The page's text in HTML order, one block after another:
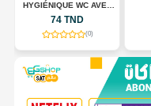
HYGIÉNIQUE WC AVEC
FLEXIBLE EN ACIER
INOXYDABLE
74 TND
(0)